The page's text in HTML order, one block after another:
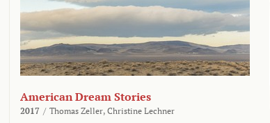
American Dream Stories
2017 / Thomas Zeller, Christine Lechner